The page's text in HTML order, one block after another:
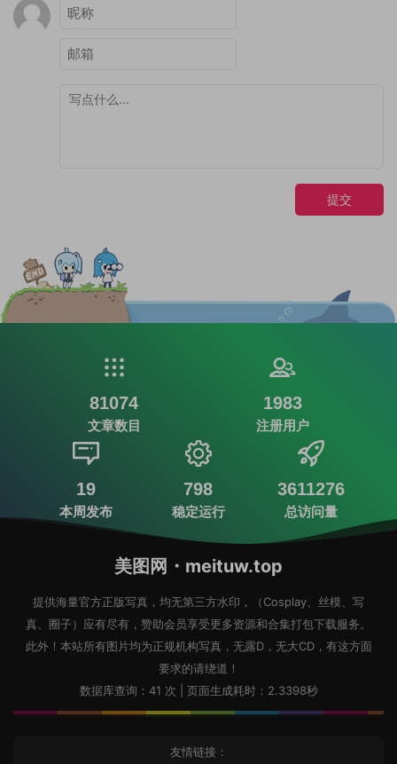
提交
81074
文章数目
1983
注册用户
19
本周发布
798
稳定运行
3611276
总访问量
美图网・meituw.top
提供海量官方正版写真，均无第三方水印，（Cosplay、丝模、写
真、圈子）应有尽有，赞助会员享受更多资源和合集打包下载服务。
此外！本站所有图片均为正规机构写真，无露D，无大CD，有这方面
要求的请绕道！
数据库查询：41 次 | 页面生成耗时：2.3398秒
友情链接：